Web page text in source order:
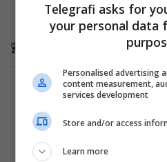
Mos
Nutricion
Telegrafi asks for
your personal data
Personalised advertising
content measurement,
services development
Store and/or access
Learn more